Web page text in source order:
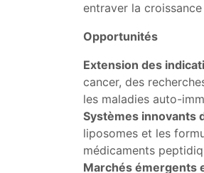
entraver la
Opportunités
Extension des
cancer, des
les maladies auto-
Systèmes innovants
liposomes et les
médicaments
Marchés émergents